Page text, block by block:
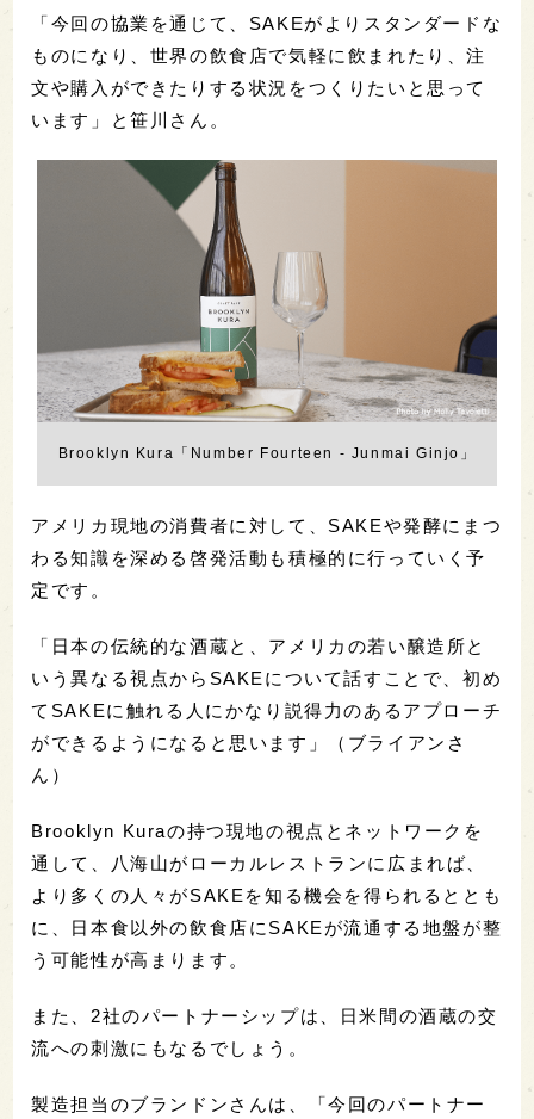
「今回の協業を通じて、SAKEがよりスタンダードな
ものになり、世界の飲食店で気軽に飲まれたり、注
文や購入ができたりする状況をつくりたいと思って
います」と笹川さん。
Brooklyn Kura「Number Fourteen - Junmai Ginjo」
アメリカ現地の消費者に対して、SAKEや発酵にまつ
わる知識を深める啓発活動も積極的に行っていく予
定です。
「日本の伝統的な酒蔵と、アメリカの若い醸造所と
いう異なる視点からSAKEについて話すことで、初め
てSAKEに触れる人にかなり説得力のあるアプローチ
ができるようになると思います」（ブライアンさ
ん）
Brooklyn Kuraの持つ現地の視点とネットワークを
通して、八海山がローカルレストランに広まれば、
より多くの人々がSAKEを知る機会を得られるととも
に、日本食以外の飲食店にSAKEが流通する地盤が整
う可能性が高まります。
また、2社のパートナーシップは、日米間の酒蔵の交
流への刺激にもなるでしょう。
製造担当のブランドンさんは、「今回のパートナー